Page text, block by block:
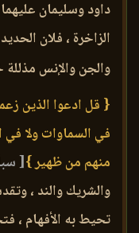
داود وسليمان
الزاخرة ، فلان
والجن والإنس
{ قل ادعوا الذين
في السماوات ولا
منهم من ظهير }[ سبأ
والشريك والند ،
تحيط به الأفهام ،